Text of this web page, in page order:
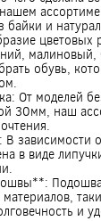
байки и
обувь,
От моделей
30мм, наш
В зависимости
в виде
и